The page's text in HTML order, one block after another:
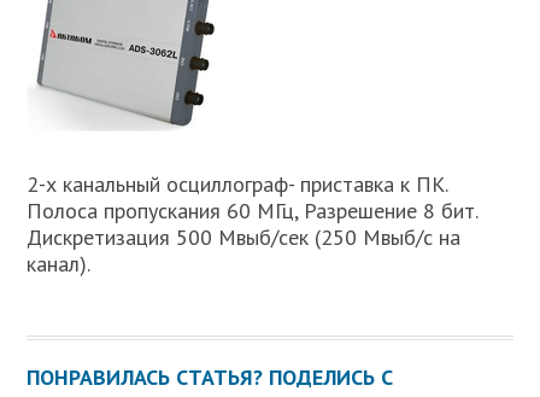
2-х канальный осциллограф- приставка к ПК.
Полоса пропускания 60 МГц, Разрешение 8 бит.
Дискретизация 500 Мвыб/сек (250 Мвыб/с на
канал).
ПОНРАВИЛАСЬ СТАТЬЯ? ПОДЕЛИСЬ С